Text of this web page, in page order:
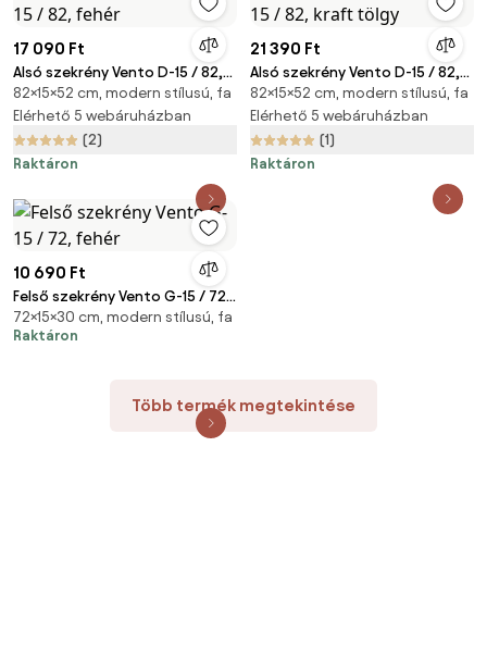
17 090 Ft
Alsó szekrény Vento D-15 / 82,
fehér
82×15×52 cm, modern stílusú, fa
Elérhető 5 webáruházban
(2)
Raktáron
21 390 Ft
Alsó szekrény Vento D-15 / 82,
kraft tölgy
82×15×52 cm, modern stílusú, fa
Elérhető 5 webáruházban
(1)
Raktáron
10 690 Ft
Felső szekrény Vento G-15 / 72,
fehér
72×15×30 cm, modern stílusú, fa
Raktáron
Több termék megtekintése